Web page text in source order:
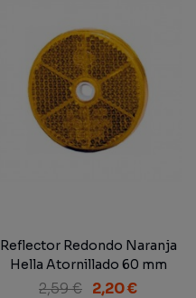
Reflector Redondo Naranja
Hella Atornillado 60 mm
2,59 € 2,20 €